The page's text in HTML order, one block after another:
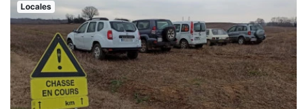
Locales